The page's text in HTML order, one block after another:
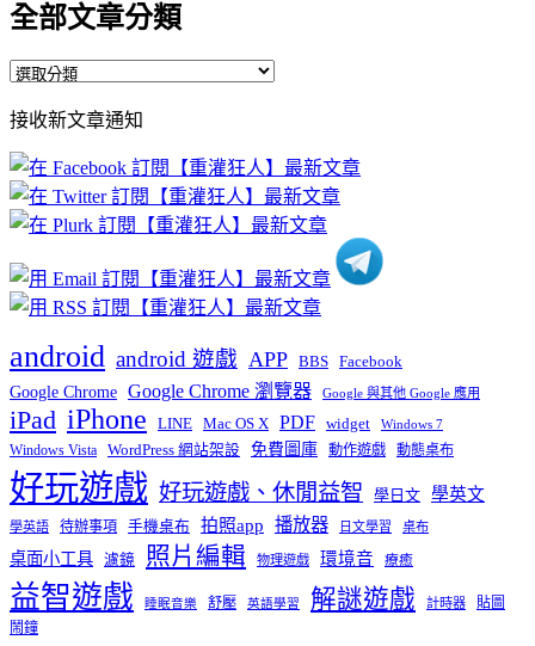
全部文章分類
全
文
章
分
類
接收新文章通知
android android 遊戲 APP BBS Facebook
Google Chrome Google Chrome 瀏覽器 Google 與其他 Google 應用
iPad iPhone LINE Mac OS X PDF widget Windows 7
Windows Vista WordPress 網站架設 免費圖庫 動作遊戲 動態桌布
好玩遊戲 好玩遊戲、休閒益智 學日文 學英文
學英語 待辦事項 手機桌布 拍照app 播放器 日文學習 桌布
桌面小工具 濾鏡 照片編輯 物理遊戲 環境音 療癒
益智遊戲 睡眠音樂 舒壓 英語學習 解謎遊戲 計時器
貼圖
鬧鐘